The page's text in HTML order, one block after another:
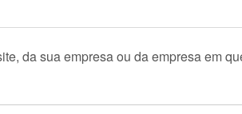
da sua empresa ou da empresa em